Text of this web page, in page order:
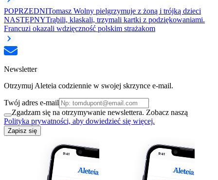
POPRZEDNITomasz Wolny pielgrzymuje z żoną i trójką dzieci
NASTĘPNYTrąbili, klaskali, trzymali kartki z podziękowaniami.
Francuzi okazali wdzięczność polskim strażakom
Newsletter
Otrzymuj Aleteia codziennie w swojej skrzynce e-mail.
Twój adres e-mail
Zgadzam się na otrzymywanie newslettera. Zobacz naszą
Polityka prywatności, aby dowiedzieć się więcej.
Zapisz się